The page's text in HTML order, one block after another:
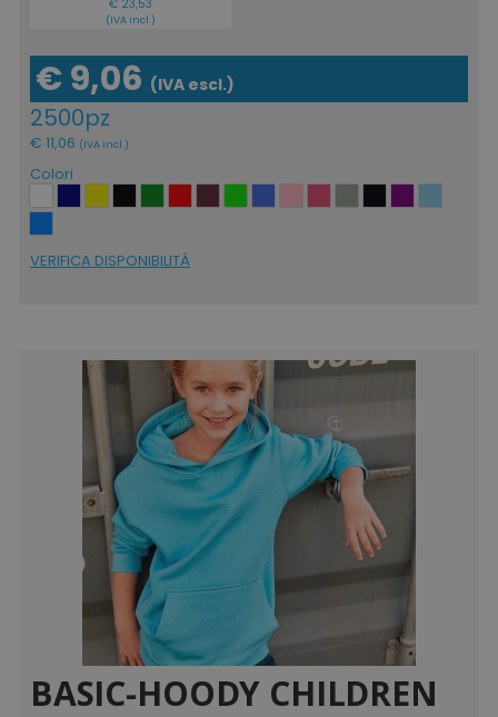
€ 23,53
(IVA incl.)
€ 9,06 (IVA escl.)
2500pz
€ 11,06 (IVA incl.)
Colori
VERIFICA DISPONIBILITÁ
BASIC-HOODY CHILDREN